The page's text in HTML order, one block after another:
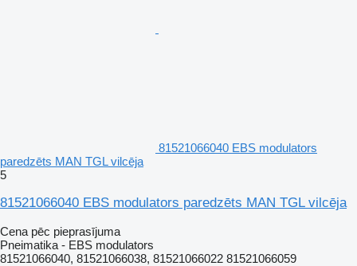
81521066040 EBS modulators
paredzēts MAN TGL vilcēja
5
81521066040 EBS modulators paredzēts MAN TGL vilcēja
Cena pēc pieprasījuma
Pneimatika - EBS modulators
81521066040, 81521066038, 81521066022 81521066059